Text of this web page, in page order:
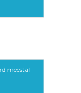
meestal